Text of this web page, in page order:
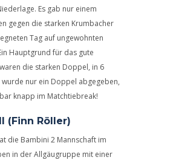
Es gab nur einem
gegen die starken Krumbacher
Tag auf ungewohnten
Hauptgrund für das gute
die starken Doppel, in 6
wurde nur ein Doppel abgegeben,
knapp im Matchtiebreak!
(Finn Röller)
die Bambini 2 Mannschaft im
in der Allgäugruppe mit einer